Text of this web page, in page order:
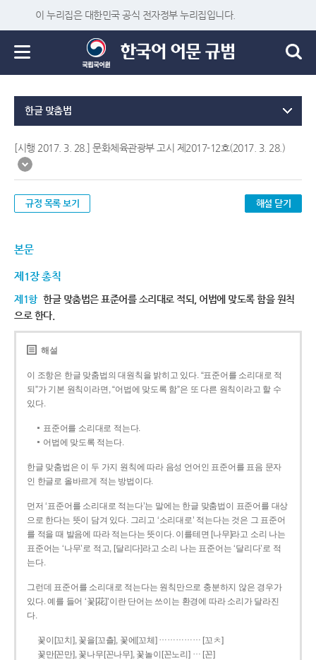
이 누리집은 대한민국 공식 전자정부 누리집입니다.
한글 맞춤법
[시행 2017. 3. 28.] 문화체육관광부 고시 제2017-12호(2017. 3. 28.)
규정 목록 보기 해설 닫기
본문
제1장 총칙
제1항 한글 맞춤법은 표준어를 소리대로 적되, 어법에 맞도록 함을 원칙
으로 한다.
해설
이 조항은 한글 맞춤법의 대원칙을 밝히고 있다. “표준어를 소리대로 적
되”가 기본 원칙이라면, “어법에 맞도록 함”은 또 다른 원칙이라고 할 수
있다.
표준어를 소리대로 적는다.
어법에 맞도록 적는다.
한글 맞춤법은 이 두 가지 원칙에 따라 음성 언어인 표준어를 표음 문자
인 한글로 올바르게 적는 방법이다.
먼저 ‘표준어를 소리대로 적는다’는 말에는 한글 맞춤법이 표준어를 대상
으로 한다는 뜻이 담겨 있다. 그리고 ‘소리대로’ 적는다는 것은 그 표준어
를 적을 때 발음에 따라 적는다는 뜻이다. 이를테면 [나무]라고 소리 나는
표준어는 ‘나무’로 적고, [달리다]라고 소리 나는 표준어는 ‘달리다’로 적
는다.
그런데 표준어를 소리대로 적는다는 원칙만으로 충분하지 않은 경우가
있다. 예를 들어 ‘꽃[花]’이란 단어는 쓰이는 환경에 따라 소리가 달라진
다.
꽃이[꼬치], 꽃을[꼬츨], 꽃에[꼬체] …………… [꼬ㅊ]
꽃만[꼰만], 꽃나무[꼰나무], 꽃놀이[꼰노리] … [꼰]